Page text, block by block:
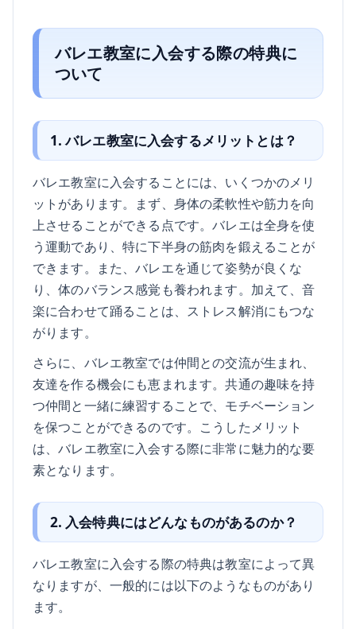
バレエ教室に入会する際の特典に
ついて
1. バレエ教室に入会するメリットとは？
バレエ教室に入会することには、いくつかのメリ
ットがあります。まず、身体の柔軟性や筋力を向
上させることができる点です。バレエは全身を使
う運動であり、特に下半身の筋肉を鍛えることが
できます。また、バレエを通じて姿勢が良くな
り、体のバランス感覚も養われます。加えて、音
楽に合わせて踊ることは、ストレス解消にもつな
がります。
さらに、バレエ教室では仲間との交流が生まれ、
友達を作る機会にも恵まれます。共通の趣味を持
つ仲間と一緒に練習することで、モチベーション
を保つことができるのです。こうしたメリット
は、バレエ教室に入会する際に非常に魅力的な要
素となります。
2. 入会特典にはどんなものがあるのか？
バレエ教室に入会する際の特典は教室によって異
なりますが、一般的には以下のようなものがあり
ます。